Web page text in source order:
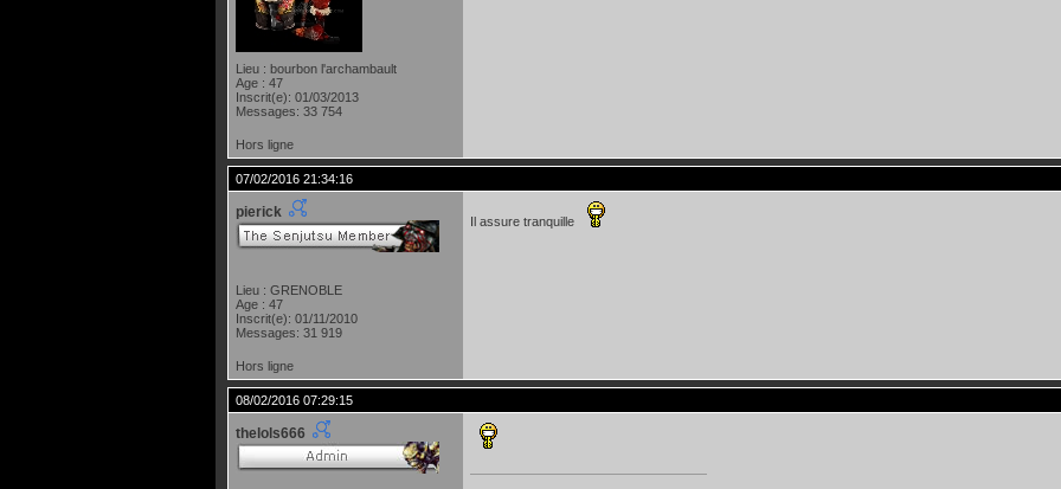
Lieu : bourbon l'archambault
Age : 47
Inscrit(e): 01/03/2013
Messages: 33 754
Hors ligne
07/02/2016 21:34:16
pierick
Lieu : GRENOBLE
Age : 47
Inscrit(e): 01/11/2010
Messages: 31 919
Il assure tranquille
Hors ligne
08/02/2016 07:29:15
thelols666